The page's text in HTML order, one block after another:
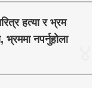
हत्या र भ्रम
नपर्नुहोला